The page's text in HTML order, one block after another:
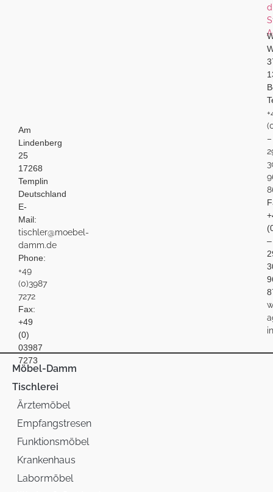
Am
Lindenberg
25
17268
Templin
Deutschland
E-
Mail:
tischler@moebel-
damm.de
Phone:
+49
(0)3987
7272
Fax:
+49
(0)
03987
7273
–
–
Möbel-Damm
Tischlerei
Ärztemöbel
Empfangstresen
Funktionsmöbel
Krankenhaus
Labormöbel